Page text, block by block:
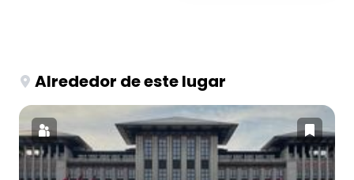
Alrededor de este lugar